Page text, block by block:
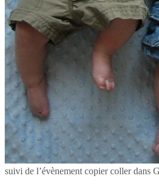
suivi de l’évènement copier coller dans